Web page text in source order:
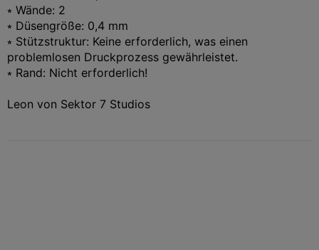
⭒ Wände: 2
⭒ Düsengröße: 0,4 mm
⭒ Stützstruktur: Keine erforderlich, was einen
problemlosen Druckprozess gewährleistet.
⭒ Rand: Nicht erforderlich!
Leon von Sektor 7 Studios